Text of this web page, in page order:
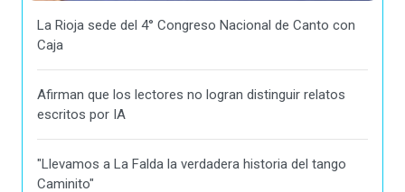
La Rioja sede del 4° Congreso Nacional de Canto con
Caja
Afirman que los lectores no logran distinguir relatos
escritos por IA
"Llevamos a La Falda la verdadera historia del tango
Caminito"